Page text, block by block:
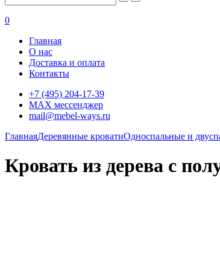
0
Главная
О нас
Доставка и оплата
Контакты
+7 (495) 204-17-39
MAX мессенджер
mail@mebel-ways.ru
ГлавнаяДеревянные кроватиОдноспальные и
Кровать из дерева с